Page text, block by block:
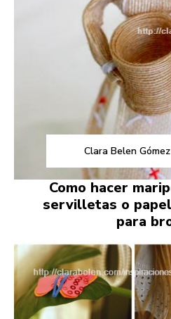
Clara Belen Gómez
Como hacer
servilletas o
para